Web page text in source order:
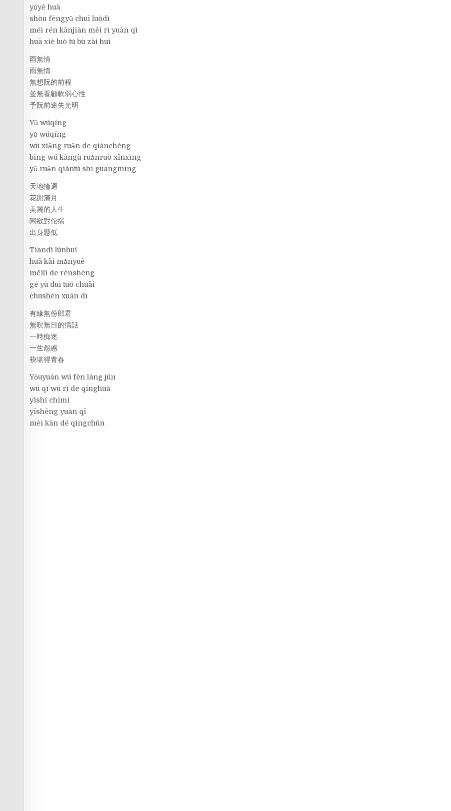
yǔyè huā
shòu fēngyǔ chuī luòdì
méi rén kànjiàn měi rì yuàn qī
huā xiè luò tú bù zài huí
雨無情
雨無情
無想阮的前程
並無看顧軟弱心性
予阮前途失光明
Yǔ wúqíng
yǔ wúqíng
wú xiǎng ruǎn de qiánchéng
bìng wú kàngù ruǎnruò xīnxìng
yǔ ruǎn qiántú shī guāngmíng
天地輪迴
花開滿月
美麗的人生
閣欲對佗揣
出身懸低
Tiāndì lúnhuí
huā kāi mǎnyuè
měilì de rénshēng
gé yù duì tuó chuāi
chūshēn xuán dī
有緣無份郎君
無暝無日的情話
一時痴迷
一生怨慼
袂堪得青春
Yǒuyuán wú fèn láng jūn
wú qì wú rì de qínghuà
yīshí chīmí
yīshēng yuàn qī
mèi kān dé qīngchūn